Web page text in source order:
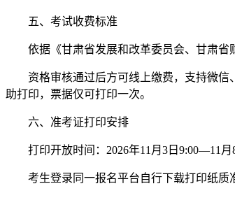
五、考试收费标准
依据《甘肃省发展和改革委员会、甘肃省
资格审核通过后方可线上缴费，支持微
助打印，票据仅可打印一次。
六、准考证打印安排
打印开放时间：2026年11月3日9:00—11月
考生登录同一报名平台自行下载打印纸质